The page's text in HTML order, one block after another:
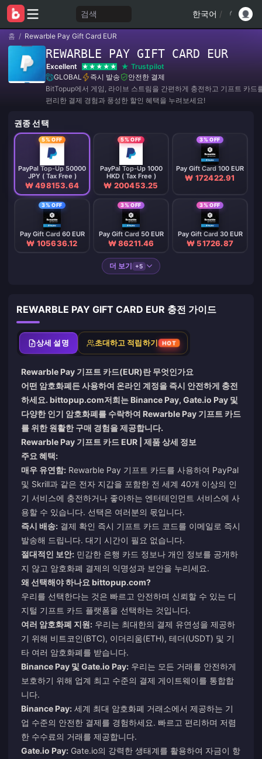
검색 한국어 /
홈 / Rewarble Pay Gift Card EUR
REWARBLE PAY GIFT CARD EUR
Excellent
Trustpilot
GLOBAL
즉시 발송
안전한 결제
BitTopup에서 게임, 라이브 스트림을 간편하게 충전하고 기프트 카드
편리한 결제 경험과 풍성한 할인 혜택을 누려보세요!
권종 선택
5% OFF
PayPal Top-Up 50000
JPY ( Tax Free )
₩ 498153.64
5% OFF
PayPal Top-Up 1000
HKD ( Tax Free )
₩ 200453.25
3% OFF
Pay Gift Card 100 EUR
₩ 172422.91
3% OFF
Pay Gift Card 60 EUR
₩ 105636.12
3% OFF
Pay Gift Card 50 EUR
₩ 86211.46
3% OFF
Pay Gift Card 30 EUR
₩ 51726.87
더 보기 +5
REWARBLE PAY GIFT CARD EUR 충전 가이드
상세 설명 초대하고 적립하기 HOT
Rewarble Pay 기프트 카드(EUR)란 무엇인가요
어떤 암호화폐든 사용하여 온라인 계정을 즉시 안전하게 충전
하세요. bittopup.com저희는 Binance Pay, Gate.io Pay 및
다양한 인기 암호화폐를 수락하여 Rewarble Pay 기프트 카드
를 위한 원활한 구매 경험을 제공합니다.
Rewarble Pay 기프트 카드 EUR | 제품 상세 정보
주요 혜택:
매우 유연함: Rewarble Pay 기프트 카드를 사용하여 PayPal
및 Skrill과 같은 전자 지갑을 포함한 전 세계 40개 이상의 인
기 서비스에 충전하거나 좋아하는 엔터테인먼트 서비스에 사
용할 수 있습니다. 선택은 여러분의 몫입니다.
즉시 배송: 결제 확인 즉시 기프트 카드 코드를 이메일로 즉시
발송해 드립니다. 대기 시간이 필요 없습니다.
절대적인 보안: 민감한 은행 카드 정보나 개인 정보를 공개하
지 않고 암호화폐 결제의 익명성과 보안을 누리세요.
왜 선택해야 하나요 bittopup.com?
우리를 선택한다는 것은 빠르고 안전하며 신뢰할 수 있는 디
지털 기프트 카드 플랫폼을 선택하는 것입니다.
여러 암호화폐 지원: 우리는 최대한의 결제 유연성을 제공하
기 위해 비트코인(BTC), 이더리움(ETH), 테더(USDT) 및 기
타 여러 암호화폐를 받습니다.
Binance Pay 및 Gate.io Pay: 우리는 모든 거래를 안전하게
보호하기 위해 업계 최고 수준의 결제 게이트웨이를 통합합
니다.
Binance Pay: 세계 최대 암호화폐 거래소에서 제공하는 기
업 수준의 안전한 결제를 경험하세요. 빠르고 편리하며 저렴
한 수수료의 거래를 제공합니다.
Gate.io Pay: Gate.io의 강력한 생태계를 활용하여 자금이 항